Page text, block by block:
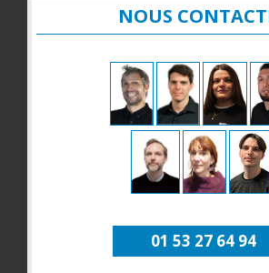
NOUS
01 53 27 64 94